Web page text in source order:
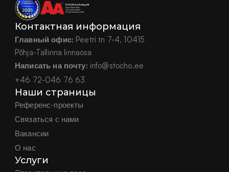
Контактная информация
Главный офис: Peetri tn 7-4, 10415
Põhja-Tallinna linnaosa
Написать на почту: info@stocho.ee
+46 72-046 76 63
Наши страницы
Референс-проекты
Связаться с нами
Вакансии
О нас
Услуги